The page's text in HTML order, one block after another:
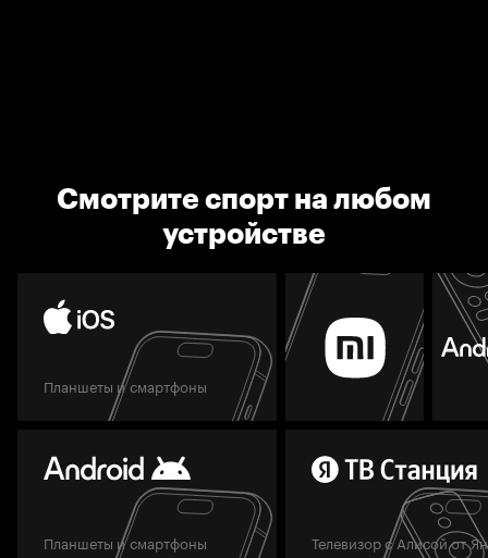
Смотрите спорт на любом
устройстве
Планшеты и смартфоны
Планшеты и смартфоны Телевизор с Алисой от